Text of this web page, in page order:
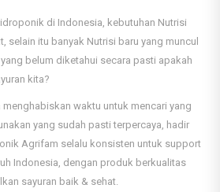
di Indonesia, kebutuhan Nutrisi
selain itu banyak Nutrisi baru yang muncul
belum diketahui secara pasti apakah
kita?
waktu untuk mencari yang
yang sudah pasti terpercaya, hadir
Agrifam selalu konsisten untuk support
Indonesia, dengan produk berkualitas
sayuran baik & sehat.